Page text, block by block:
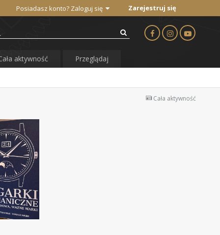
Posiadasz konto? Zaloguj się Zarejestruj się
aktywność Przeglądaj
Cała aktywność